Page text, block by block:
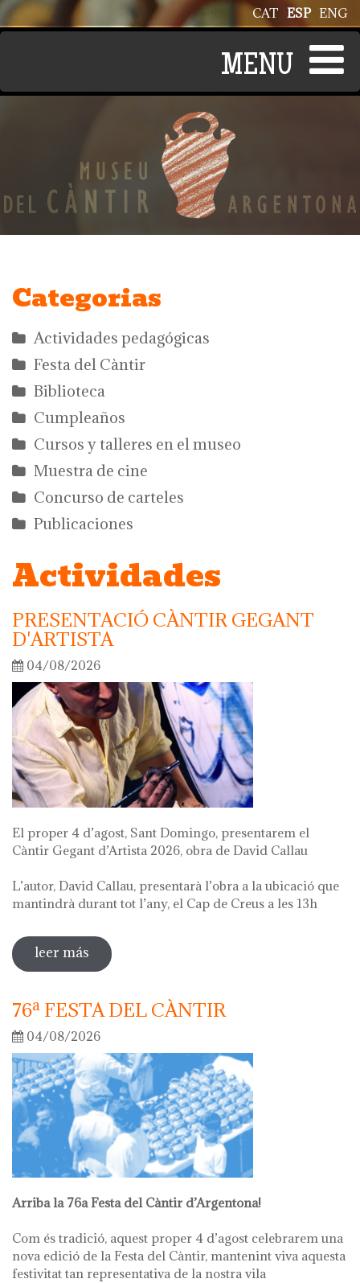
Pasar al contenido principal ENG
ESP
CAT
Categorias
Actividades pedagógicas
Festa del Càntir
Biblioteca
Cumpleaños
Cursos y talleres en el museo
Muestra de cine
Concurso de carteles
Publicaciones
Actividades
PRESENTACIÓ CÀNTIR GEGANT
D'ARTISTA
04/08/2026
El proper 4 d’agost, Sant Domingo, presentarem el
Càntir Gegant d’Artista 2026, obra de David Callau
L’autor, David Callau, presentarà l’obra a la ubicació que
mantindrà durant tot l’any, el Cap de Creus a les 13h
leer más sobre presentació càntir gegant d'artista
76ª FESTA DEL CÀNTIR
04/08/2026
Arriba la 76a Festa del Càntir d’Argentona!
Com és tradició, aquest proper 4 d’agost celebrarem una
nova edició de la Festa del Càntir, mantenint viva aquesta
festivitat tan representativa de la nostra vila